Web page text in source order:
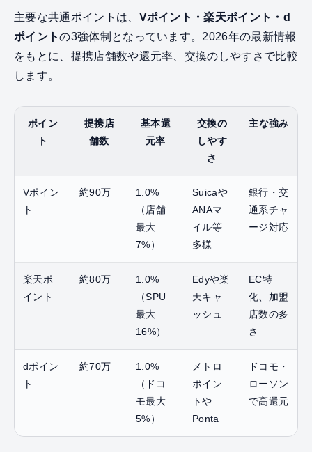
主要な共通ポイントは、 Vポイント・楽天ポイント・d
ポイントの3強体制となっています。2026年の最新情報
をもとに、提携店舗数や還元率、交換のしやすさで比較
します。
ポイン
ト
提携店
舗数
基本還
元率
交換の
しやす
さ
主な強み
Vポイン
ト
約90万
1.0%
（店舗
最大
7%）
Suicaや
ANAマ
イル等
多様
銀行・交
通系チャ
ージ対応
楽天ポ
イント
約80万
1.0%
（SPU
最大
16%）
Edyや楽
天キャ
ッシュ
EC特
化、加盟
店数の多
さ
dポイン
ト
約70万
1.0%
（ドコ
モ最大
5%）
メトロ
ポイン
トや
Ponta
ドコモ・
ローソン
で高還元